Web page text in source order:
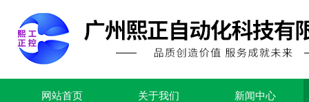
网站首页 关于我们 新闻中心